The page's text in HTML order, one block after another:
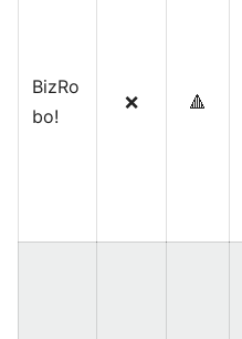
BizRo
bo!
❌ 🔺